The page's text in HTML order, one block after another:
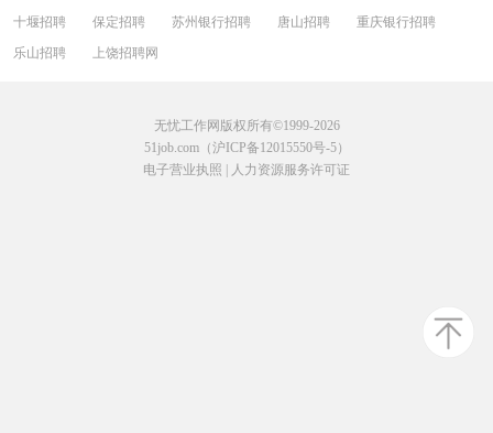
十堰招聘
保定招聘 苏州银行招聘 唐山招聘
重庆银行招聘
乐山招聘
上饶招聘网
无忧工作网版权所有©1999-2026
51job.com（沪ICP备12015550号-5）
电子营业执照
人力资源服务许可证